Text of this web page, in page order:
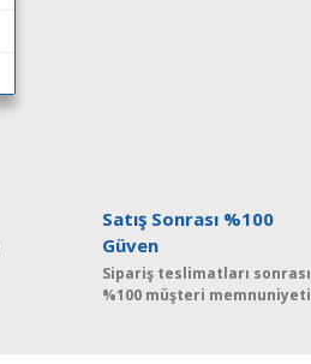
Satış Sonrası %100
Güven
Sipariş teslimatları sonrası
%100 müşteri memnuniyeti